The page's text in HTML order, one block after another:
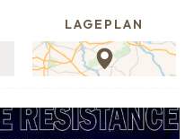
LAGEPLAN